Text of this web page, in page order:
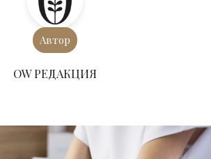
Автор
ОW РЕДАКЦИЯ